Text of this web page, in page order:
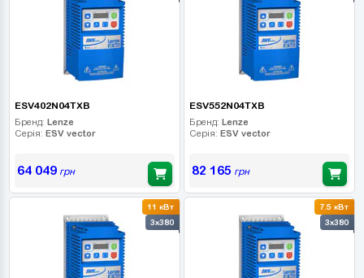
ESV402N04TXB
Бренд: Lenze
Серія: ESV vector
64 049грн
ESV552N04TXB
Бренд: Lenze
Серія: ESV vector
82 165 грн
11 кВт
3x380
7.5 кВт
3x380